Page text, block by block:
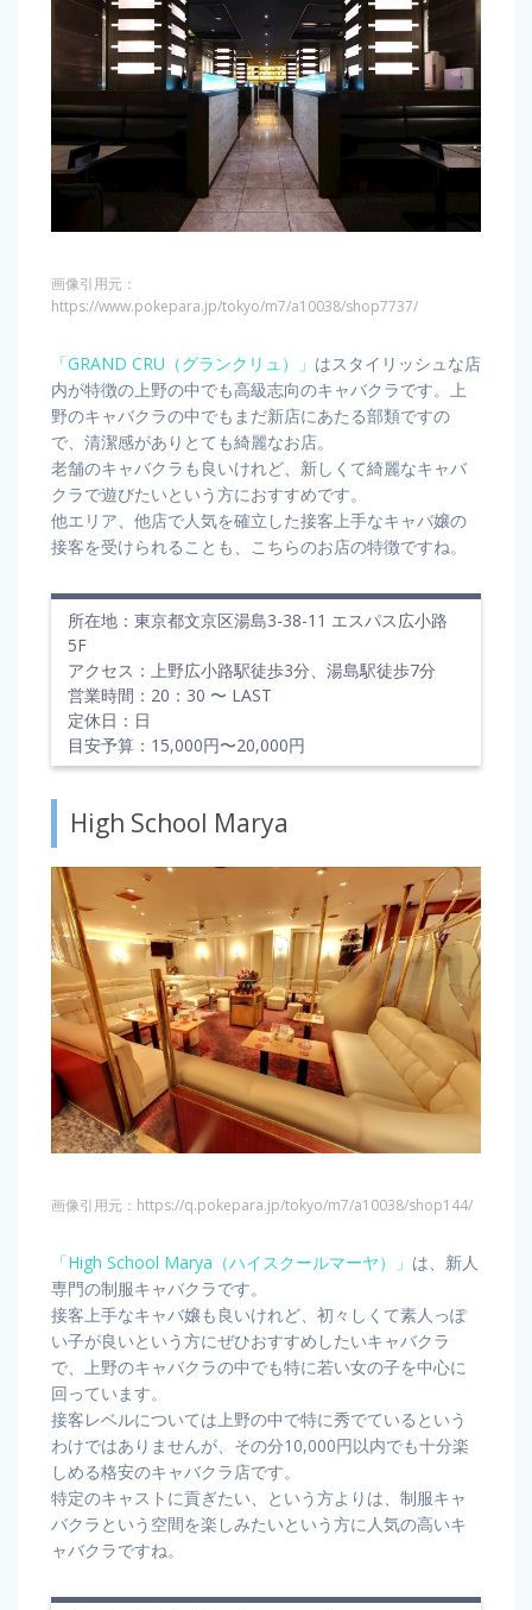
画像引用元：
https://www.pokepara.jp/tokyo/m7/a10038/shop7737/
「GRAND CRU（グランクリュ）」 はスタイリッシュな店
内が特徴の上野の中でも高級志向のキャバクラです。上
野のキャバクラの中でもまだ新店にあたる部類ですの
で、清潔感がありとても綺麗なお店。
老舗のキャバクラも良いけれど、新しくて綺麗なキャバ
クラで遊びたいという方におすすめです。
他エリア、他店で人気を確立した接客上手なキャバ嬢の
接客を受けられることも、こちらのお店の特徴ですね。
所在地：東京都文京区湯島3-38-11 エスパス広小路
5F
アクセス：上野広小路駅徒歩3分、湯島駅徒歩7分
営業時間：20：30 〜 LAST
定休日：日
目安予算：15,000円〜20,000円
High School Marya
画像引用元：https://q.pokepara.jp/tokyo/m7/a10038/shop144/
「High School Marya（ハイスクールマーヤ）」 は、新人
専門の制服キャバクラです。
接客上手なキャバ嬢も良いけれど、初々しくて素人っぽ
い子が良いという方にぜひおすすめしたいキャバクラ
で、上野のキャバクラの中でも特に若い女の子を中心に
回っています。
接客レベルについては上野の中で特に秀でているという
わけではありませんが、その分10,000円以内でも十分楽
しめる格安のキャバクラ店です。
特定のキャストに貢ぎたい、という方よりは、制服キャ
バクラという空間を楽しみたいという方に人気の高いキ
ャバクラですね。